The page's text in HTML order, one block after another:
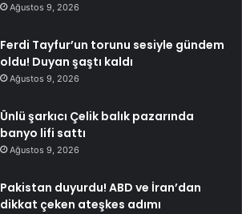
Ağustos 9, 2026
Ferdi Tayfur’un torunu sesiyle gündem
oldu! Duyan şaştı kaldı
Ağustos 9, 2026
Ünlü şarkıcı Çelik balık pazarında
banyo lifi sattı
Ağustos 9, 2026
Pakistan duyurdu! ABD ve İran’dan
dikkat çeken ateşkes adımı